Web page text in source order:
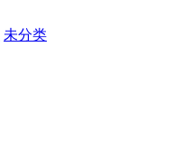
未分类